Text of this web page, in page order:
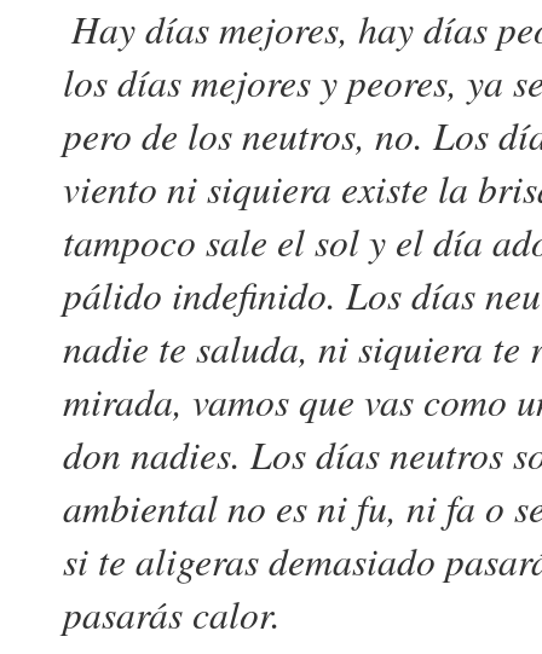
Hay días mejores, hay días
los días mejores y peores, ya
pero de los neutros, no. Los
viento ni siquiera existe la
tampoco sale el sol y el día
pálido indefinido. Los días
nadie te saluda, ni siquiera te
mirada, vamos que vas como
don nadies. Los días neutros
ambiental no es ni fu, ni fa o
si te aligeras demasiado
pasarás calor.